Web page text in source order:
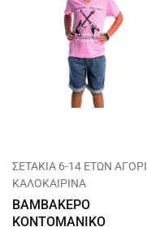
ΣΕΤΑΚΙΑ 6-14 ΕΤΩΝ ΑΓΟΡΙ
ΚΑΛΟΚΑΙΡΙΝΑ
ΒΑΜΒΑΚΕΡΟ
ΚΟΝΤΟΜΑΝΙΚΟ